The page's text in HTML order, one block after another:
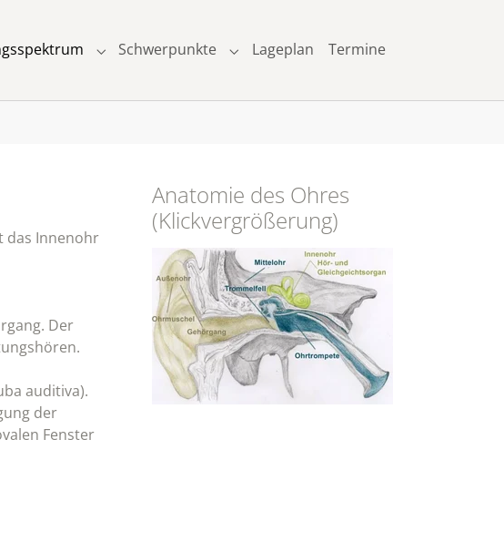
Submenu for "Leistungsspektrum"
Schwerpunkte Submenu for "Schwerpunkte"
Lageplan Termine
das Innenohr
Der
auditiva).
der
Fenster
Anatomie des Ohres
(Klickvergrößerung)
Show larger version